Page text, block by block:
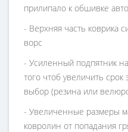
прилипало к обшивке
- Верхняя часть коврика
ворс
- Усиленный подпятник
того чтоб увеличить срок
выбор (резина или
- Увеличенные размеры
ковролин от попадания